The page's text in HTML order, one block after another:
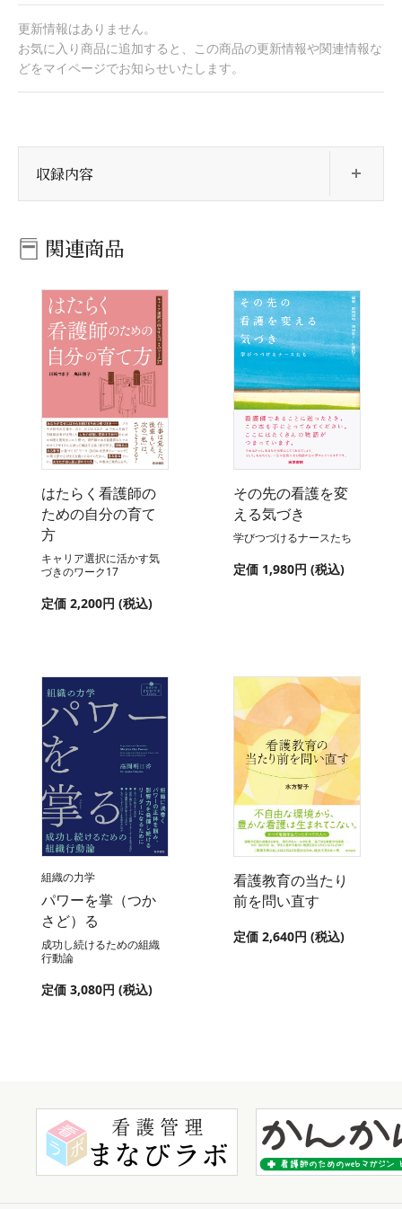
更新情報はありません。
お気に入り商品に追加すると、この商品の更新情報や関連情報な
どをマイページでお知らせいたします。
収録内容
関連商品
はたらく看護師の
ための自分の育て
方
キャリア選択に活かす気
づきのワーク17
定価 2,200円 (税込)
その先の看護を変
える気づき
学びつづけるナースたち
定価 1,980円 (税込)
組織の力学
パワーを掌（つか
さど）る
成功し続けるための組織
行動論
定価 3,080円 (税込)
看護教育の当たり
前を問い直す
定価 2,640円 (税込)